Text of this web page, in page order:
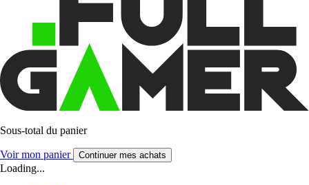
Sous-total du panier
Voir mon panier Continuer mes achats
Loading...